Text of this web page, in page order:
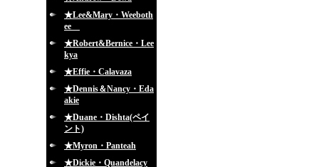
★Lee&Mary・Weeboth
ee
★Robert&Bernice・Lee
kya
★Effie・Calavaza
★Dennis＆Nancy・Eda
akie
★Duane・Dishta(ペイ
ント)
★Myron・Panteah
★Dickie・Quandelacy